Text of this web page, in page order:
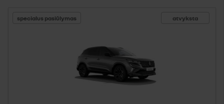
atvyksta
specialus pasiūlymas